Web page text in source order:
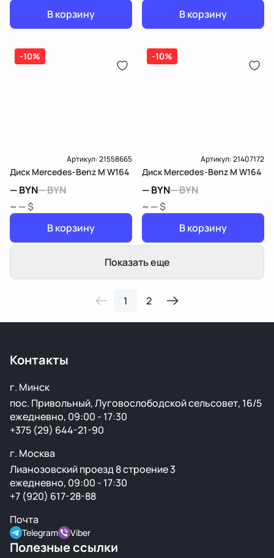
В корзину
В корзину
-10%
Артикул:21558665
Диск Mercedes-Benz M W164
—BYN—BYN
~ — $
В корзину
-10%
Артикул:21407172
Диск Mercedes-Benz M W164
—BYN—BYN
~ — $
В корзину
Показать еще
1 2
Контакты
г. Минск
пос. Привольный, Луговослободской сельсовет, 16/5
ежедневно, 09:00 - 17:30
+375 (29) 644-21-90
г. Москва
Лианозовский проезд 8 строение 3
ежедневно, 09:00 - 17:30
+7 (920) 617-28-88
Почта
Telegram Viber
Полезные ссылки